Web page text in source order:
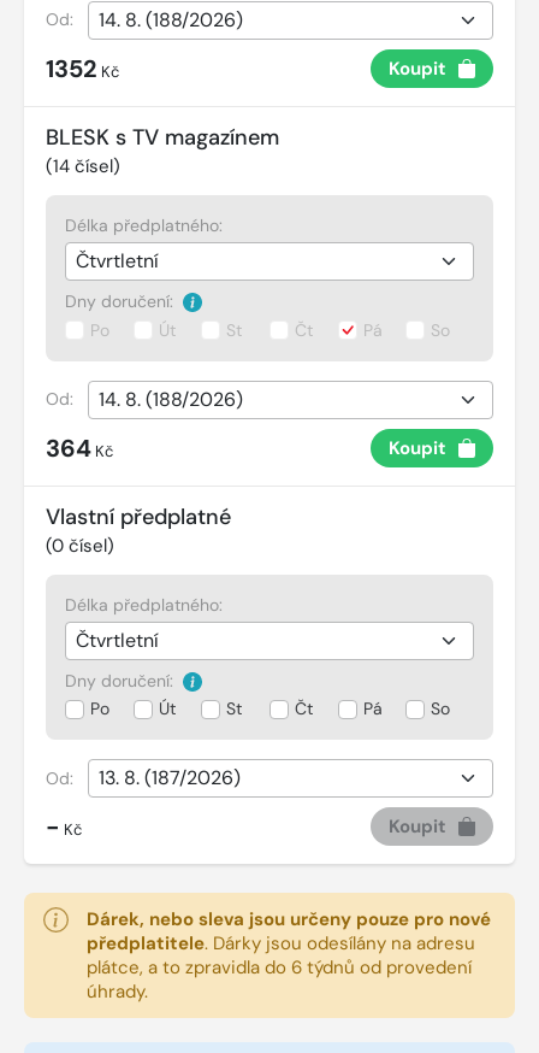
Od:
1352 Kč Koupit
BLESK s TV magazínem
(14 čísel)
Délka předplatného:
Dny doručení:
Po
Út St Čt Pá So
Od:
364 Kč Koupit
Vlastní předplatné
(0 čísel)
Délka předplatného:
Dny doručení:
Po
Út St Čt Pá So
Od:
- Kč Koupit
Dárek, nebo sleva jsou určeny pouze pro nové
předplatitele. Dárky jsou odesílány na adresu
plátce, a to zpravidla do 6 týdnů od provedení
úhrady.